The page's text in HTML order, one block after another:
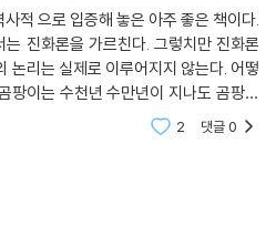
적 으로 입증해 놓은 아주 좋은 책이다.
진화론을 가르친다. 그렇치만 진화론
논리는 실제로 이루어지지 않는다. 어떻
이는 수천년 수만년이 지나도 곰팡이
노아방주를 그림으로 설명을 너무 잘
2 댓글0